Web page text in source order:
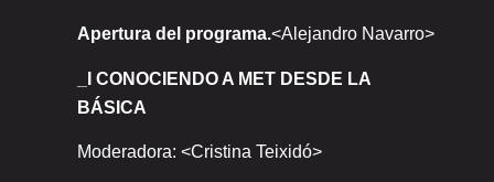
Apertura del programa.<Alejandro Navarro>
_I CONOCIENDO A MET DESDE LA
BÁSICA
Moderadora: <Cristina Teixidó>